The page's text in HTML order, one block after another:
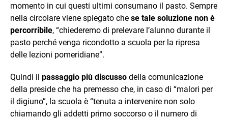
momento in cui questi ultimi consumano il pasto. Sempre
nella circolare viene spiegato che se tale soluzione non è
percorribile, “chiederemo di prelevare l’alunno durante il
pasto perché venga ricondotto a scuola per la ripresa
delle lezioni pomeridiane”.
Quindi il passaggio più discusso della comunicazione
della preside che ha premesso che, in caso di “malori per
il digiuno”, la scuola è “tenuta a intervenire non solo
chiamando gli addetti primo soccorso o il numero di